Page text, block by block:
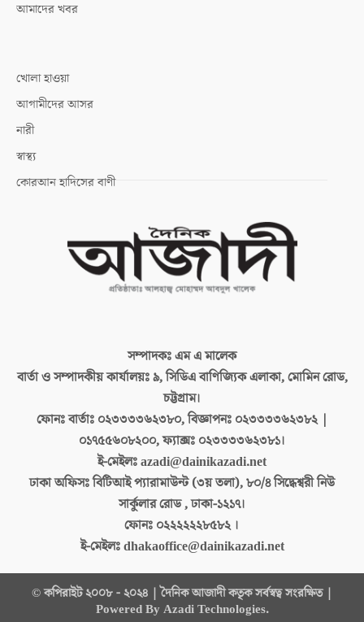
আমাদের খবর
খোলা হাওয়া
আগামীদের আসর
নারী
স্বাস্থ্য
কোরআন হাদিসের বাণী
সম্পাদকঃএম এ মালেক
বার্তা ও সম্পাদকীয় কার্যালয়ঃ৯, সিডিএ বাণিজ্যিক এলাকা, মোমিন রোড,
চট্টগ্রাম।
ফোনঃ বার্তাঃ ০২৩৩৩৩৬২৩৮০, বিজ্ঞাপনঃ ০২৩৩৩৩৬২৩৮২ |
০১৭৫৫৬০৮২০০, ফ্যাক্সঃ ০২৩৩৩৩৬২৩৮১।
ই-মেইলঃazadi@dainikazadi.net
ঢাকা অফিসঃবিটিআই প্যারামাউন্ট (৩য় তলা), ৮০/৪ সিদ্ধেশ্বরী নিউ
সার্কুলার রোড , ঢাকা-১২১৭।
ফোনঃ ০২২২২২২৮৫৮২ ।
ই-মেইলঃdhakaoffice@dainikazadi.net
© কপিরাইট ২০০৮ - ২০২৪ | দৈনিক আজাদী কতৃক সর্বস্বত্ব সংরক্ষিত |
Powered By Azadi Technologies.